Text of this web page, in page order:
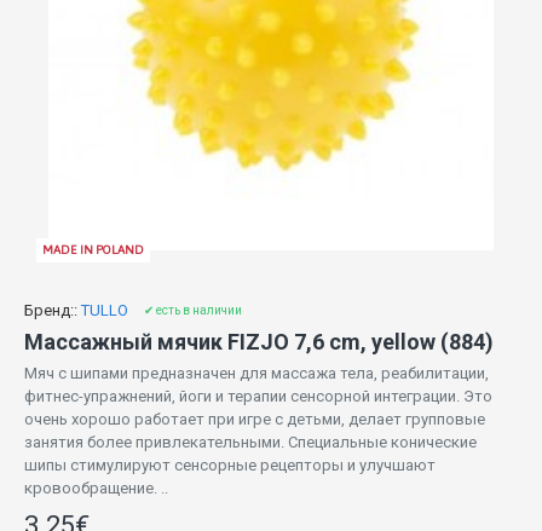
MADE IN POLAND
Бренд:: TULLO ✔ есть в наличии
Массажный мячик FIZJO 7,6 cm, yellow (884)
Мяч с шипами предназначен для массажа тела, реабилитации,
фитнес-упражнений, йоги и терапии сенсорной интеграции. Это
очень хорошо работает при игре с детьми, делает групповые
занятия более привлекательными. Специальные конические
шипы стимулируют сенсорные рецепторы и улучшают
кровообращение. ..